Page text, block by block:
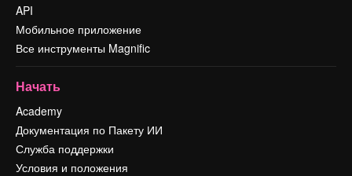
API
Мобильное приложение
Все инструменты Magnific
Начать
Academy
Документация по Пакету ИИ
Служба поддержки
Условия и положения